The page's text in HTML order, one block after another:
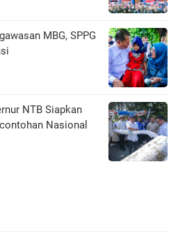
MBG, SPPG
NTB Siapkan
Nasional